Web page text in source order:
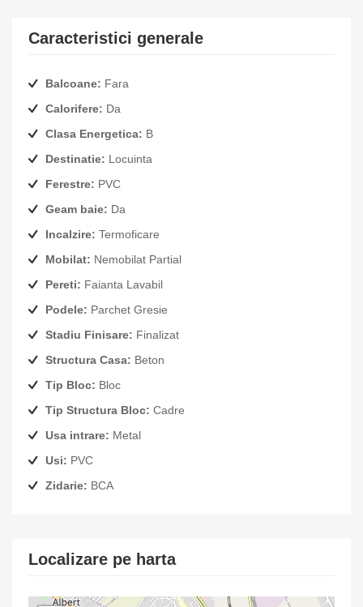
Caracteristici generale
Balcoane: Fara
Calorifere: Da
Clasa Energetica: B
Destinatie: Locuinta
Ferestre: PVC
Geam baie: Da
Incalzire: Termoficare
Mobilat: Nemobilat Partial
Pereti: Faianta Lavabil
Podele: Parchet Gresie
Stadiu Finisare: Finalizat
Structura Casa: Beton
Tip Bloc: Bloc
Tip Structura Bloc: Cadre
Usa intrare: Metal
Usi: PVC
Zidarie: BCA
Localizare pe harta